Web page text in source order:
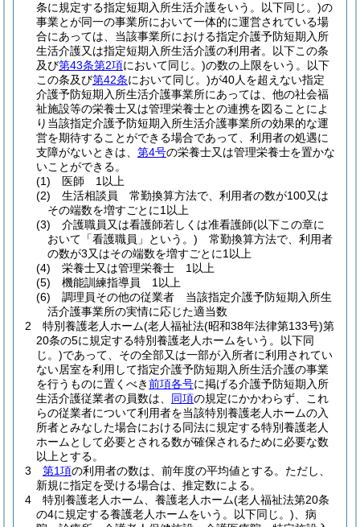
条に規定する指定短期入所生活介護をいう。以下同じ。)の
事業とが同一の事業所において一体的に運営されている場
合にあっては、当該事業所における指定介護予防短期入所
生活介護又は指定短期入所生活介護の利用者。以下この条
及び第43条第2項において同じ。)の数の上限をいう。以下
この条及び第42条において同じ。)が40人を超えない指定
介護予防短期入所生活介護事業所にあっては、他の社会福
祉施設等の栄養士又は管理栄養士との連携を図ることによ
り当該指定介護予防短期入所生活介護事業所の効果的な運
営を期待することができる場合であって、利用者の処遇に
支障がないときは、 第4号の栄養士又は管理栄養士を置かな
いことができる。
(1)
医師 1以上
(2)
生活相談員 常勤換算方法で、利用者の数が100又は
その端数を増すごとに1以上
(3)
介護職員又は看護師若しくは准看護師(以下この章に
おいて「看護職員」という。) 常勤換算方法で、利用者
の数が3又はその端数を増すごとに1以上
(4)
栄養士又は管理栄養士 1以上
(5)
機能訓練指導員 1以上
(6)
調理員その他の従業者 当該指定介護予防短期入所生
活介護事業所の実情に応じた適当数
2
特別養護老人ホーム(老人福祉法(昭和38年法律第133号)第
20条の5に規定する特別養護老人ホームをいう。以下同
じ。)であって、その全部又は一部が入所者に利用されてい
ない居室を利用して指定介護予防短期入所生活介護の事業
を行うものに置くべき前項各号に掲げる介護予防短期入所
生活介護従業者の員数は、 同項の規定にかかわらず、これ
らの従業者について利用者を当該特別養護老人ホームの入
所者とみなした場合における同法に規定する特別養護老人
ホームとして必要とされる数が確保されるために必要な数
以上とする。
3
第1項の利用者の数は、前年度の平均値とする。 ただし、
新規に指定を受ける場合は、推定数による。
4
特別養護老人ホーム、養護老人ホーム(老人福祉法第20条
の4に規定する養護老人ホームをいう。以下同じ。) 、病